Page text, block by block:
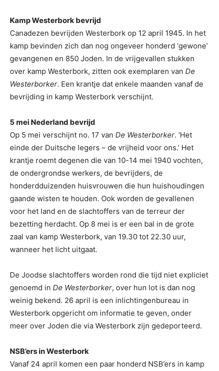
Kamp Westerbork bevrijd
Canadezen bevrijden Westerbork op 12 april 1945. In het
kamp bevinden zich dan nog ongeveer honderd ‘gewone’
gevangenen en 850 Joden. In de vrijgevallen stukken
over kamp Westerbork, zitten ook exemplaren van De
Westerborker. Een krantje dat enkele maanden vanaf de
bevrijding in kamp Westerbork verschijnt.
5 mei Nederland bevrijd
Op 5 mei verschijnt no. 17 van De Westerborker. ‘Het
einde der Duitsche legers – de vrijheid voor ons.’ Het
krantje roemt degenen die van 10-14 mei 1940 vochten,
de ondergrondse werkers, de bevrijders, de
honderdduizenden huisvrouwen die hun huishoudingen
gaande wisten te houden. Ook worden de gevallenen
voor het land en de slachtoffers van de terreur der
bezetting herdacht. Op 8 mei is er een bal in de grote
zaal van kamp Westerbork, van 19.30 tot 22.30 uur,
wanneer het licht uitgaat.
De Joodse slachtoffers worden rond die tijd niet expliciet
genoemd in De Westerborker, over hun lot is dan nog
weinig bekend. 26 april is een inlichtingenbureau in
Westerbork opgericht om informatie te geven, onder
meer over Joden die via Westerbork zijn gedeporteerd.
NSB’ers in Westerbork
Vanaf 24 april komen een paar honderd NSB’ers in kamp